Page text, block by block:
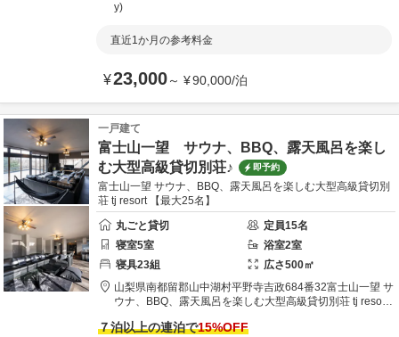
y)
直近1か月の参考料金
¥23,000～ ¥90,000/泊
一戸建て
富士山一望 サウナ、BBQ、露天風呂を楽し
む大型高級貸切別荘♪
即予約
富士山一望 サウナ、BBQ、露天風呂を楽しむ大型高級貸切別
荘 tj resort 【最大25名】
丸ごと貸切
定員15名
寝室5室 浴室2室
寝具23組 広さ500㎡
山梨県南都留郡山中湖村平野寺吉政684番32富士山一望 サ
ウナ、BBQ、露天風呂を楽しむ大型高級貸切別荘 tj resort
７泊以上の連泊で15%OFF